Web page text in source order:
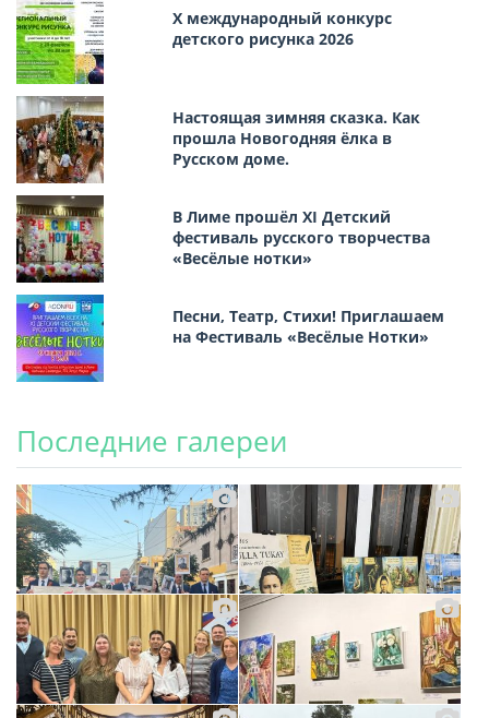
Х международный конкурс
детского рисунка 2026
Настоящая зимняя сказка. Как
прошла Новогодняя ёлка в
Русском доме.
В Лиме прошёл XI Детский
фестиваль русского творчества
«Весёлые нотки»
Песни, Театр, Стихи! Приглашаем
на Фестиваль «Весёлые Нотки»
Последние галереи